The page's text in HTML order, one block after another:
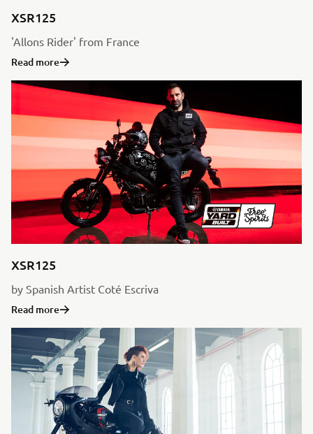
XSR125
'Allons Rider' from France
Read more
XSR125
by Spanish Artist Coté Escriva
Read more